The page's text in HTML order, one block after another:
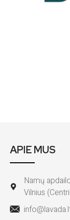
APIE MUS
Namų
Vilnius